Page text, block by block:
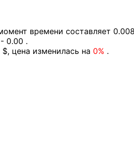
времени составляет
0.00 .
цена изменилась на 0% .